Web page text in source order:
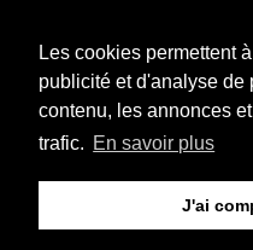
Les cookies permettent
publicité et d'analyse de
contenu, les annonces
trafic. En savoir plus
J'ai